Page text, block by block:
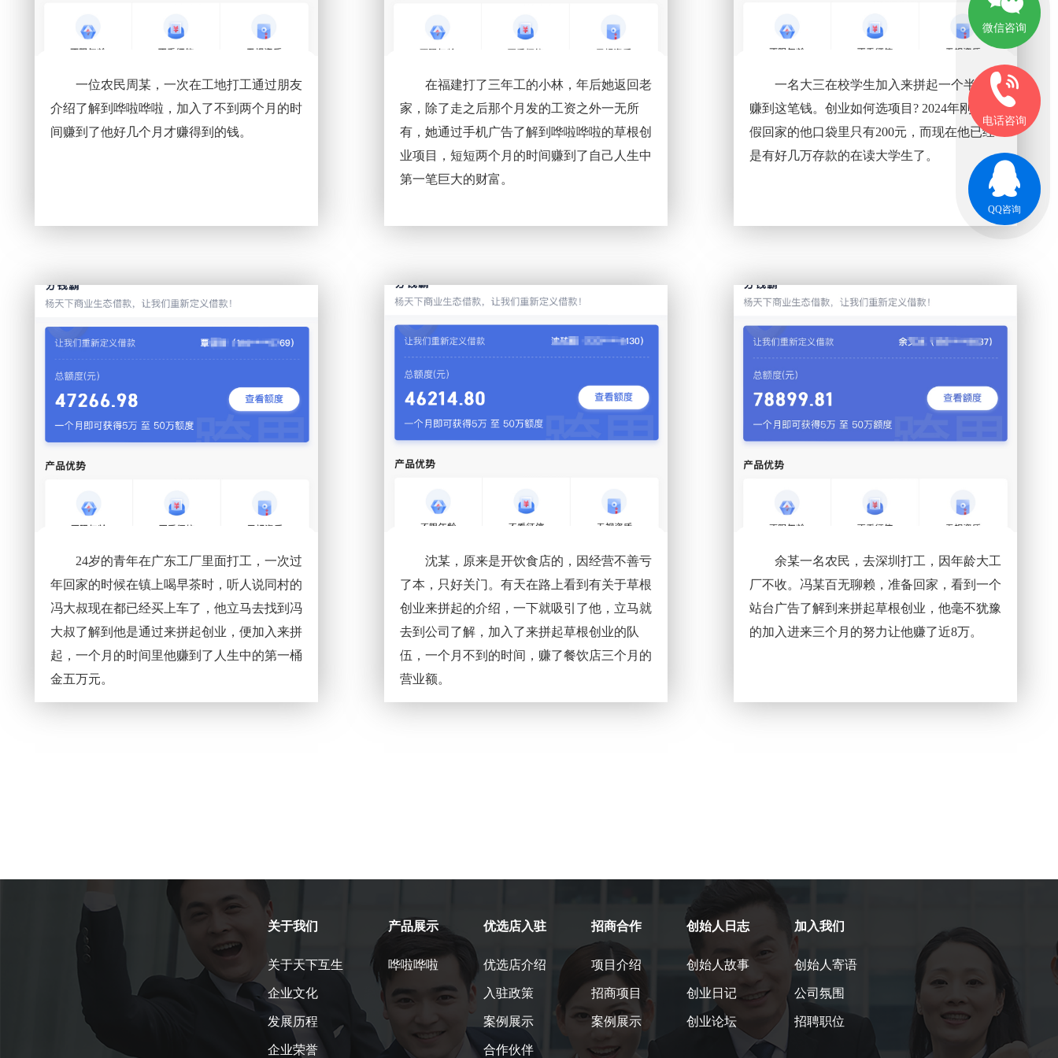
一位农民周某，一次在工地打工通过朋友
介绍了解到哗啦哗啦，加入了不到两个月的时
间赚到了他好几个月才赚得到的钱。
在福建打了三年工的小林，年后她返回老
家，除了走之后那个月发的工资之外一无所
有，她通过手机广告了解到哗啦哗啦的草根创
业项目，短短两个月的时间赚到了自己人生中
第一笔巨大的财富。
一名大三在校学生加入来拼起一个半月就
赚到这笔钱。创业如何选项目? 2024年刚来放
假回家的他口袋里只有200元，而现在他已经
是有好几万存款的在读大学生了。
24岁的青年在广东工厂里面打工，一次过
年回家的时候在镇上喝早茶时，听人说同村的
冯大叔现在都已经买上车了，他立马去找到冯
大叔了解到他是通过来拼起创业，便加入来拼
起，一个月的时间里他赚到了人生中的第一桶
金五万元。
沈某，原来是开饮食店的，因经营不善亏
了本，只好关门。有天在路上看到有关于草根
创业来拼起的介绍，一下就吸引了他，立马就
去到公司了解，加入了来拼起草根创业的队
伍，一个月不到的时间，赚了餐饮店三个月的
营业额。
余某一名农民，去深圳打工，因年龄大工
厂不收。冯某百无聊赖，准备回家，看到一个
站台广告了解到来拼起草根创业，他毫不犹豫
的加入进来三个月的努力让他赚了近8万。
微信咨询
电话咨询
QQ咨询
关于我们
关于天下互生
企业文化
发展历程
企业荣誉
产品展示
哗啦哗啦
优选店入驻
优选店介绍
入驻政策
案例展示
合作伙伴
招商合作
项目介绍
招商项目
案例展示
创始人日志
创始人故事
创业日记
创业论坛
加入我们
创始人寄语
公司氛围
招聘职位